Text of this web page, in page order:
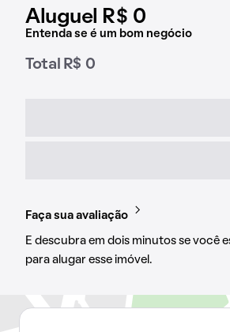
Aluguel R$ 0
Entenda se é um bom negócio
Total R$ 0
Faça sua avaliação
E descubra em dois minutos se você
para alugar esse imóvel.